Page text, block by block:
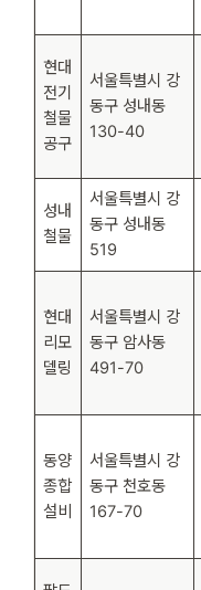
현대
전기
철물
공구
서울특별시 강
동구 성내동
130-40
성내
철물
서울특별시 강
동구 성내동
519
현대
리모
델링
서울특별시 강
동구 암사동
491-70
동양
종합
설비
서울특별시 강
동구 천호동
167-70